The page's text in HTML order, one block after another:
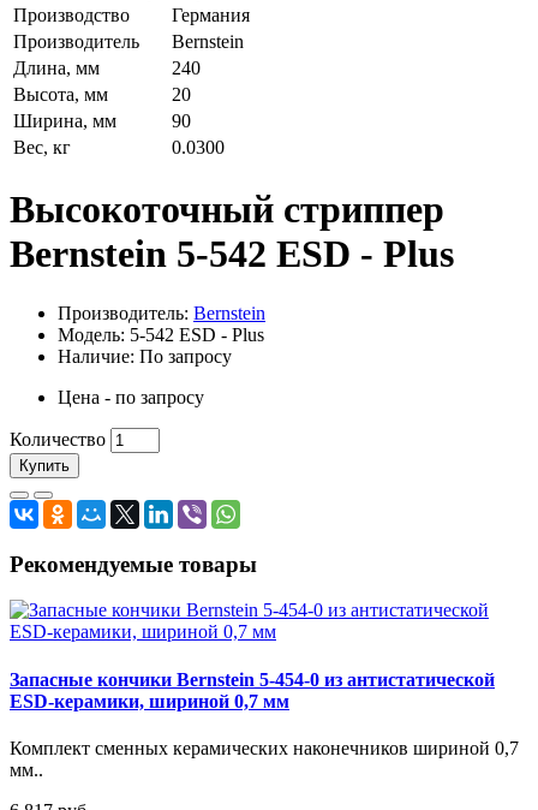
Производство
Германия
Производитель
Bernstein
Длина, мм
240
Высота, мм
20
Ширина, мм
90
Вес, кг
0.0300
Высокоточный стриппер
Bernstein 5-542 ESD - Plus
Производитель: Bernstein
Модель: 5-542 ESD - Plus
Наличие: По запросу
Цена - по запросу
Количество
Купить
Рекомендуемые товары
Запасные кончики Bernstein 5-454-0 из антистатической
ESD-керамики, шириной 0,7 мм
Комплект сменных керамических наконечников шириной 0,7
мм..